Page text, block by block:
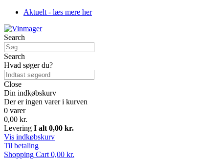
Aktuelt - læs mere her
Search
Search
Hvad søger du?
Close
Din indkøbskurv
Der er ingen varer i kurven
0 varer
0,00 kr.
Levering I alt 0,00 kr.
Vis indkøbskurv
Til betaling
Shopping Cart 0,00 kr.